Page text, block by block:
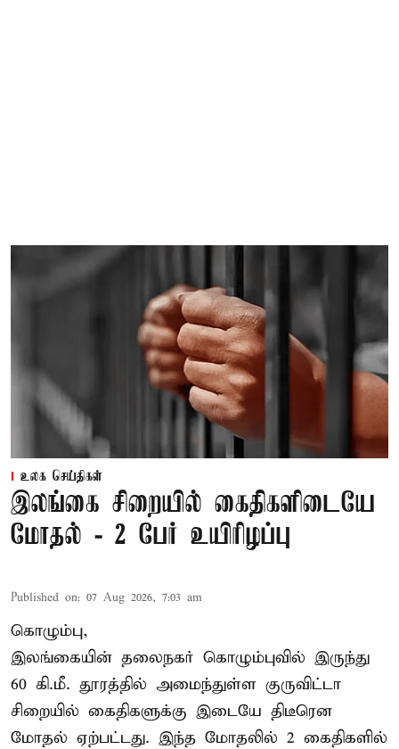
உலக செய்திகள்
இலங்கை சிறையில் கைதிகளிடையே
மோதல் - 2 பேர் உயிரிழப்பு
Published on: 07 Aug 2026, 7:03 am
கொழும்பு,
இலங்கையின் தலைநகர் கொழும்புவில் இருந்து
60 கி.மீ. தூரத்தில் அமைந்துள்ள குருவிட்டா
சிறையில் கைதிகளுக்கு இடையே திடீரென
மோதல் ஏற்பட்டது. இந்த மோதலில் 2 கைதிகளில்